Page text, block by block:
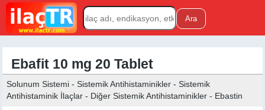
Ebafit 10 mg 20 Tablet
Solunum Sistemi - Sistemik Antihistaminikler - Sistemik
Antihistaminik İlaçlar - Diğer Sistemik Antihistaminikler - Ebastin